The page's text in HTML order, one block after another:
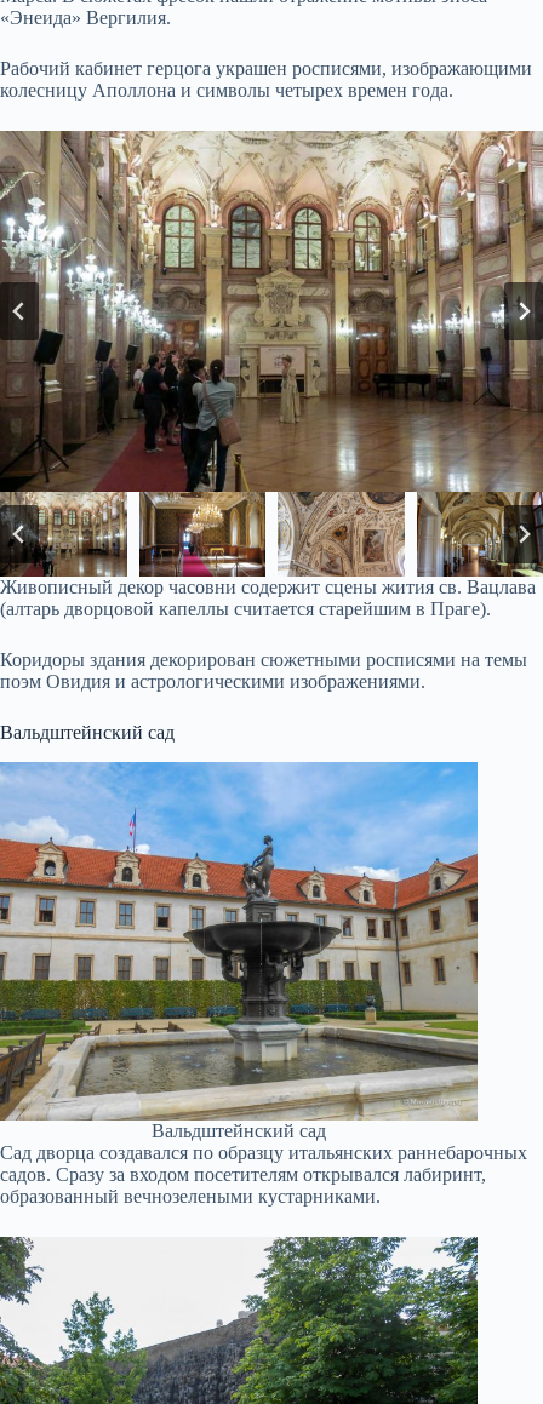
«Энеида» Вергилия.
Рабочий кабинет герцога украшен росписями, изображающими
колесницу Аполлона и символы четырех времен года.
Живописный декор часовни содержит сцены жития св. Вацлава
(алтарь дворцовой капеллы считается старейшим в Праге).
Коридоры здания декорирован сюжетными росписями на темы
поэм Овидия и астрологическими изображениями.
Вальдштейнский сад
Вальдштейнский сад
Сад дворца создавался по образцу итальянских раннебарочных
садов. Сразу за входом посетителям открывался лабиринт,
образованный вечнозелеными кустарниками.